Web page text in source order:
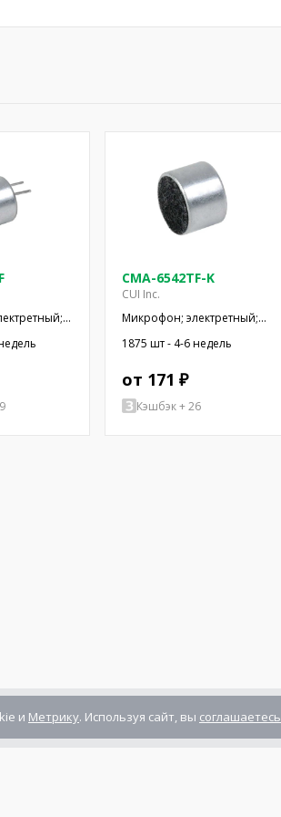
-42дБ;
CMA-6542TF-K
CUI Inc.
Микрофон; электретный;
100Гц÷20кГц; 1,5кОм;
-42дБ; Ø9,4x6,5мм
1875 шт - 4-6 недель
от 171 ₽
Кэшбэк + 26
и Метрику. Используя сайт, вы соглашаетесь